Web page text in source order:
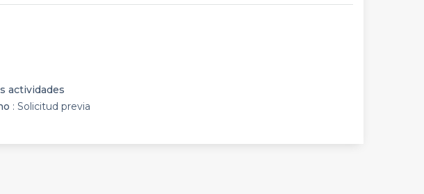
actividades
: Solicitud previa